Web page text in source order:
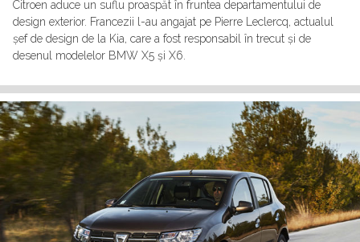
Citroen aduce un suflu proaspăt în fruntea departamentului de
design exterior. Francezii l-au angajat pe Pierre Leclercq, actualul
șef de design de la Kia, care a fost responsabil în trecut și de
desenul modelelor BMW X5 și X6.